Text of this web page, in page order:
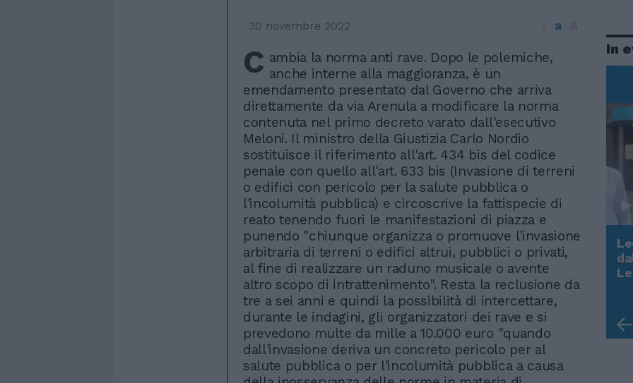
30 novembre 2022 a
C ambia la norma anti rave. Dopo le polemiche,
anche interne alla maggioranza, è un
emendamento presentato dal Governo che arriva
direttamente da via Arenula a modificare la norma
contenuta nel primo decreto varato dall'esecutivo
Meloni. Il ministro della Giustizia Carlo Nordio
sostituisce il riferimento all'art. 434 bis del codice
penale con quello all'art. 633 bis (Invasione di terreni
o edifici con pericolo per la salute pubblica o
l'incolumità pubblica) e circoscrive la fattispecie di
reato tenendo fuori le manifestazioni di piazza e
punendo "chiunque organizza o promuove l'invasione
arbitraria di terreni o edifici altrui, pubblici o privati,
al fine di realizzare un raduno musicale o avente
altro scopo di intrattenimento". Resta la reclusione da
tre a sei anni e quindi la possibilità di intercettare,
durante le indagini, gli organizzatori dei rave e si
prevedono multe da mille a 10.000 euro "quando
dall'invasione deriva un concreto pericolo per al
salute pubblica o per l'incolumità pubblica a causa
In
Rudy Giuliani a Come States?
Trump, Meloni e la strategia
americana